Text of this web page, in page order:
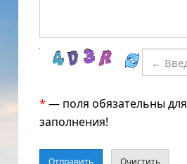
* — поля обязательны для
заполнения!
Отправить Очистить